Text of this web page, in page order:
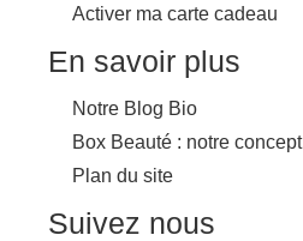
Activer ma carte cadeau
En savoir plus
Notre Blog Bio
Box Beauté : notre concept
Plan du site
Suivez nous